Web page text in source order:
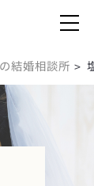
結婚相談所 >